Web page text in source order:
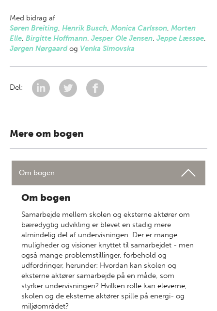
Med bidrag af
Søren Breiting, Henrik Busch, Monica Carlsson, Morten
Elle, Birgitte Hoffmann, Jesper Ole Jensen, Jeppe Læssøe,
Jørgen Nørgaardog Venka Simovska
Del:
Mere om bogen
Om bogen
Om bogen
Samarbejde mellem skolen og eksterne aktører om
bæredygtig udvikling er blevet en stadig mere
almindelig del af undervisningen. Der er mange
muligheder og visioner knyttet til samarbejdet - men
også mange problemstillinger, forbehold og
udfordringer, herunder: Hvordan kan skolen og
eksterne aktører samarbejde på en måde, som
styrker undervisningen? Hvilken rolle kan eleverne,
skolen og de eksterne aktører spille på energi- og
miljøområdet?